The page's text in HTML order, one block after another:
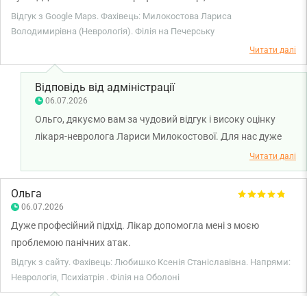
адміністратори та технічний персонал. Порадила клініку своїй
подрузі, вона також задоволена. Персонально хочу
Володимирівні за професіональну консультацію, приємне
спілкування та корисні рекомендації.
Відгук з Google Maps. Фахівець: Милокостова Лариса
Володимирівна (Неврологія). Філія на Печерську
Читати далі
Відповідь від адміністрації
06.07.2026
Ольго, дякуємо вам за чудовий відгук і високу оцінку
лікаря-невролога Лариси Милокостової. Для нас дуже
цінно, що ви залишилися задоволені рівнем медичного
обслуговування, роботою адміністраторів та технічного
персоналу, а також рекомендуєте нашу клініку своїм
близьким. Бажаємо вам міцного здоров'я!
Читати далі
Ольга
06.07.2026
Дуже професійний підхід. Лікар допомогла мені з моєю
проблемою панічних атак.
Відгук з сайту. Фахівець: Любишко Ксенія Станіславівна. Напрями:
Неврологія, Психіатрія . Філія на Оболоні